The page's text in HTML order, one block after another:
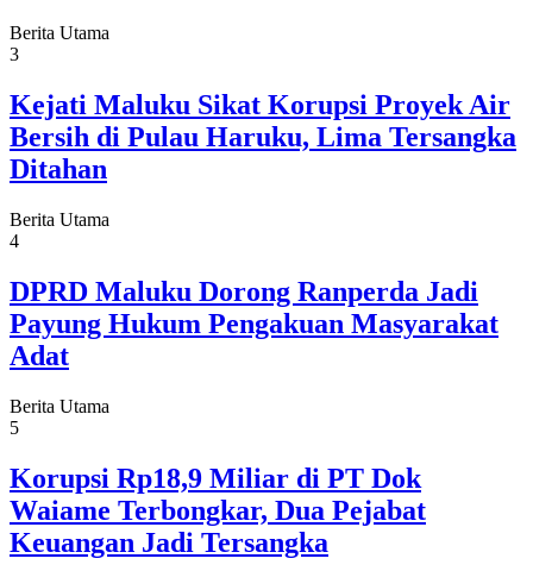
Berita Utama
3
Kejati Maluku Sikat Korupsi Proyek Air
Bersih di Pulau Haruku, Lima Tersangka
Ditahan
Berita Utama
4
DPRD Maluku Dorong Ranperda Jadi
Payung Hukum Pengakuan Masyarakat
Adat
Berita Utama
5
Korupsi Rp18,9 Miliar di PT Dok
Waiame Terbongkar, Dua Pejabat
Keuangan Jadi Tersangka